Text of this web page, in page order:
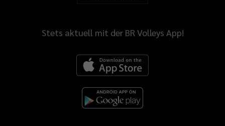
Stets aktuell mit der BR Volleys App!